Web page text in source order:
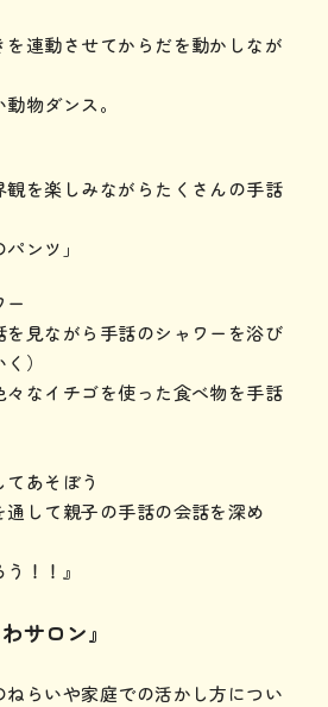
を連動させてからだを動かしなが
物ダンス。
観を楽しみながらたくさんの手話
ンツ」
を見ながら手話のシャワーを浴び
）
々なイチゴを使った食べ物を手話
あそぼう
通して親子の手話の会話を深め
！！』
サロン』
ねらいや家庭での活かし方につい